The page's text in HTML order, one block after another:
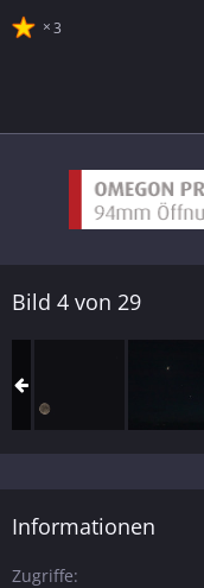
3
Bild 4 von 29
Informationen
Zugriffe